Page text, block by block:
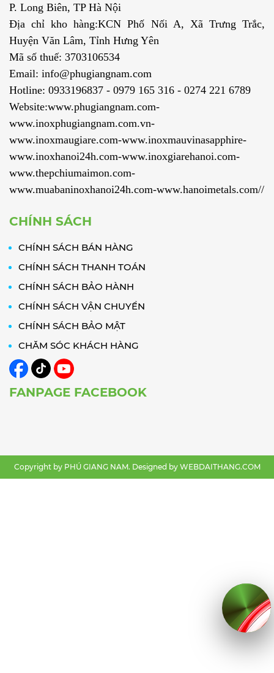
P. Long Biên, TP Hà Nội
Địa chỉ kho hàng:KCN Phố Nối A, Xã Trưng Trắc,
Huyện Văn Lâm, Tỉnh Hưng Yên
Mã số thuế: 3703106534
Email: info@phugiangnam.com
Hotline: 0933196837 - 0979 165 316 - 0274 221 6789
Website:www.phugiangnam.com-
www.inoxphugiangnam.com.vn-
www.inoxmaugiare.com-www.inoxmauvinasapphire-
www.inoxhanoi24h.com-www.inoxgiarehanoi.com-
www.thepchiumaimon.com-
www.muabaninoxhanoi24h.com-www.hanoimetals.com//
CHÍNH SÁCH
CHÍNH SÁCH BÁN HÀNG
CHÍNH SÁCH THANH TOÁN
CHÍNH SÁCH BẢO HÀNH
CHÍNH SÁCH VẬN CHUYỂN
CHÍNH SÁCH BẢO MẬT
CHĂM SÓC KHÁCH HÀNG
FANPAGE FACEBOOK
Copyright by PHÚ GIANG NAM. Designed by WEBDAITHANG.COM